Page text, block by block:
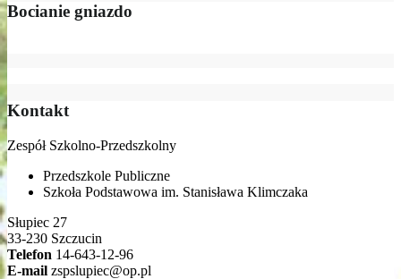
Bocianie gniazdo
Kontakt
Zespół Szkolno-Przedszkolny
Przedszkole Publiczne
Szkoła Podstawowa im. Stanisława Klimczaka
Słupiec 27
33-230 Szczucin
Telefon 14-643-12-96
E-mail zspslupiec@op.pl